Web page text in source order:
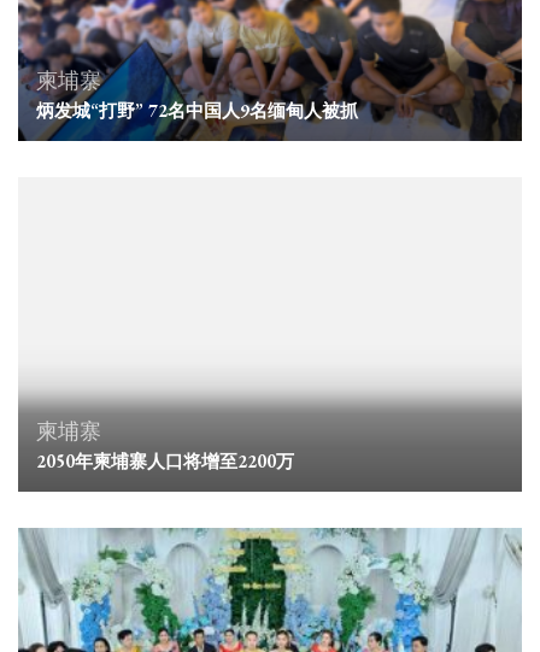
柬埔寨
炳发城“打野” 72名中国人9名缅甸人被抓
柬埔寨
2050年柬埔寨人口将增至2200万